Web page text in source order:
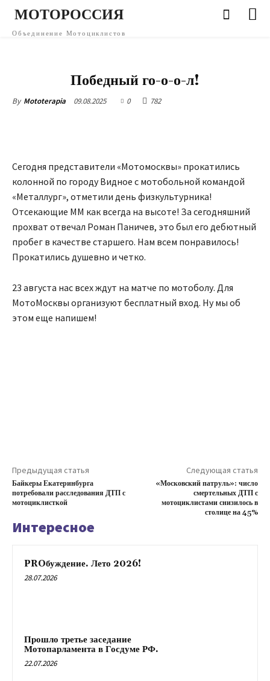
МОТОРОССИЯ
Объединение Мотоциклистов
Победный го-о-о-л!
By Mototerapia 09.08.2025 0 782
Сегодня представители «Мотомосквы» прокатились
колонной по городу Видное с мотобольной командой
«Металлург», отметили день физкультурника!
Отсекающие ММ как всегда на высоте! За сегодняшний
прохват отвечал Роман Паничев, это был его дебютный
пробег в качестве старшего. Нам всем понравилось!
Прокатились душевно и четко.
23 августа нас всех ждут на матче по мотоболу. Для
МотоМосквы организуют бесплатный вход. Ну мы об
этом еще напишем!
Предыдущая статья
Байкеры Екатеринбурга
потребовали расследования ДТП с
мотоциклисткой
Следующая статья
«Московский патруль»: число
смертельных ДТП с
мотоциклистами снизилось в
столице на 45%
Интересное
PROбуждение. Лето 2026!
28.07.2026
Прошло третье заседание
Мотопарламента в Госдуме РФ.
22.07.2026